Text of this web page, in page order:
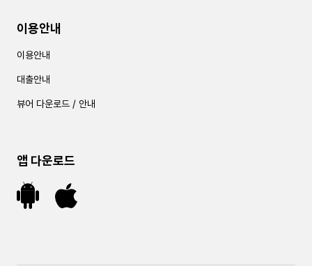
이용안내
이용안내
대출안내
뷰어 다운로드 / 안내
앱 다운로드